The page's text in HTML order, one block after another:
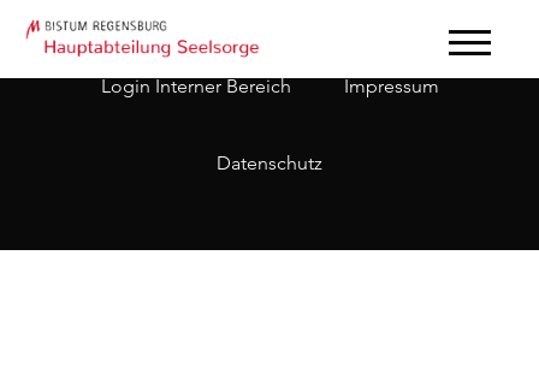
Login Interner Bereich Impressum
Datenschutz